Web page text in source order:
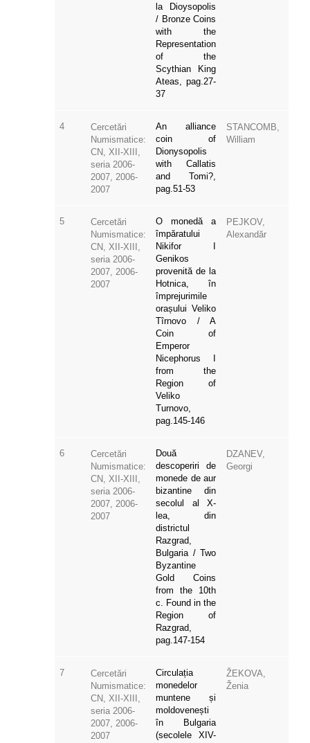
la Dioysopolis
/ Bronze Coins
with the
Representation
of the
Scythian King
Ateas, pag.27-
37
4
Cercetări
Numismatice:
CN, XII-XIII,
seria 2006-
2007, 2006-
2007
An alliance
coin of
Dionysopolis
with Callatis
and Tomi?,
pag.51-53
STANCOMB,
William
5
Cercetări
Numismatice:
CN, XII-XIII,
seria 2006-
2007, 2006-
2007
O monedă a
împăratului
Nikifor I
Genikos
provenită de la
Hotnica, în
împrejurimile
orașului Veliko
Tîrnovo / A
Coin of
Emperor
Nicephorus I
from the
Region of
Veliko
Turnovo,
pag.145-146
PEJKOV,
Alexandăr
6
Cercetări
Numismatice:
CN, XII-XIII,
seria 2006-
2007, 2006-
2007
Două
descoperiri de
monede de aur
bizantine din
secolul al X-
lea, din
districtul
Razgrad,
Bulgaria / Two
Byzantine
Gold Coins
from the 10th
c. Found in the
Region of
Razgrad,
pag.147-154
DZANEV,
Georgi
7
Cercetări
Numismatice:
CN, XII-XIII,
seria 2006-
2007, 2006-
2007
Circulația
monedelor
muntene și
moldovenești
în Bulgaria
(secolele XIV-
ŽEKOVA,
Ženia